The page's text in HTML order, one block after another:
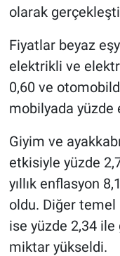
olarak
Fiyatlar beyaz
elektrikli ve
0,60 ve
mobilyada yüzde
Giyim ve
etkisiyle yüzde
yıllık enflasyon
oldu. Diğer temel
ise yüzde 2,34 ile
miktar yükseldi.